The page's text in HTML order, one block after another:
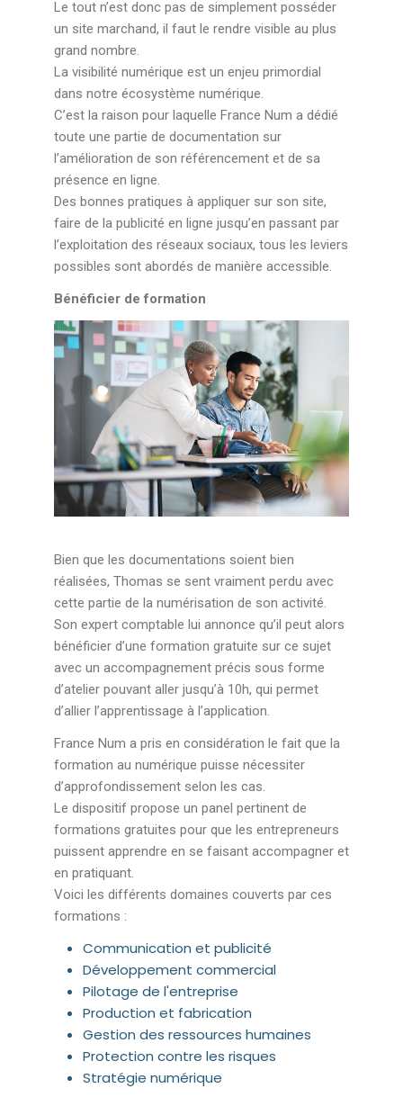
Le tout n’est donc pas de simplement posséder
un site marchand, il faut le rendre visible au plus
grand nombre.
La visibilité numérique est un enjeu primordial
dans notre écosystème numérique.
C’est la raison pour laquelle France Num a dédié
toute une partie de documentation sur
l’amélioration de son référencement et de sa
présence en ligne.
Des bonnes pratiques à appliquer sur son site,
faire de la publicité en ligne jusqu’en passant par
l’exploitation des réseaux sociaux, tous les leviers
possibles sont abordés de manière accessible.
Bénéficier de formation
Bien que les documentations soient bien
réalisées, Thomas se sent vraiment perdu avec
cette partie de la numérisation de son activité.
Son expert comptable lui annonce qu’il peut alors
bénéficier d’une formation gratuite sur ce sujet
avec un accompagnement précis sous forme
d’atelier pouvant aller jusqu’à 10h, qui permet
d’allier l’apprentissage à l’application.
France Num a pris en considération le fait que la
formation au numérique puisse nécessiter
d’approfondissement selon les cas.
Le dispositif propose un panel pertinent de
formations gratuites pour que les entrepreneurs
puissent apprendre en se faisant accompagner et
en pratiquant.
Voici les différents domaines couverts par ces
formations :
Communication et publicité
Développement commercial
Pilotage de l'entreprise
Production et fabrication
Gestion des ressources humaines
Protection contre les risques
Stratégie numérique